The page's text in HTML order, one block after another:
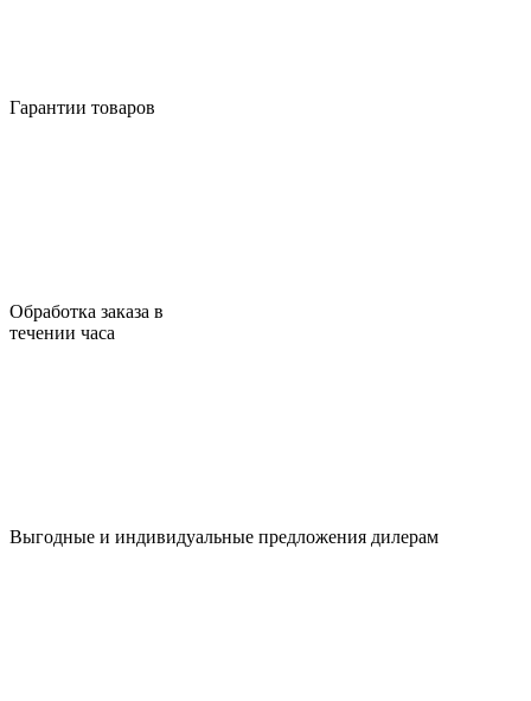
Гарантии товаров
Обработка заказа в
течении часа
Выгодные и индивидуальные предложения дилерам